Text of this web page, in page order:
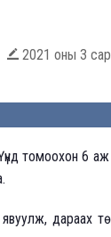
 2021 оны 3
томоохон 6 аж
дараах